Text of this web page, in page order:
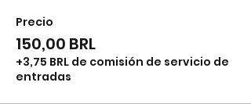
Precio
150,00 BRL
+3,75 BRL de comisión de servicio de
entradas